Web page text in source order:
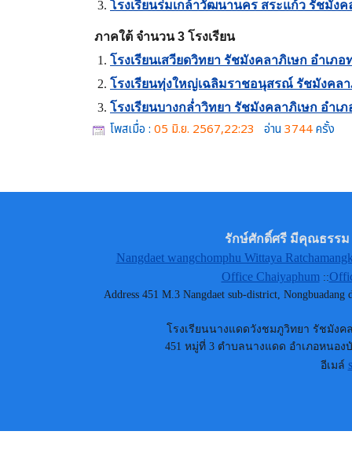
โรงเรียนร่มเกล้าวัฒนานคร สระแก้ว รัชมัง
ภาคใต้ จำนวน 3 โรงเรียน
โรงเรียนเสวียดวิทยา รัชมังคลาภิเษก อำเภ
โรงเรียนทุ่งใหญ่เฉลิมราชอนุสรณ์ รัชมังคล
โรงเรียนบางกล่ำวิทยา รัชมังคลาภิเษก อำเ
โพสเมื่อ : 05 มิ.ย. 2567,22:23 อ่าน 3744ครั้ง
รักษ์ศักดิ์ศรี มีคุณธรรม
Nangdaet wangchomphu Wittaya
Office Chaiyaphum::
Address 451 M.3 Nangdaet sub-district,
โรงเรียนนางแดดวังชมภูวิทยา รัชมัง
451 หมู่ที่ 3 ตำบลนางแดด อำเภอหนอง
อีเมล์